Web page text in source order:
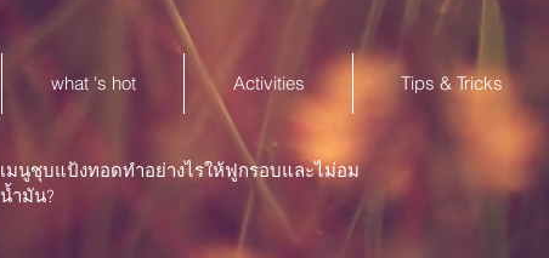
what 's hot Activities Tips & Tricks
เมนูชุบแป้งทอดทำอย่างไรให้ฟูกรอบและไม่อม
น้ำมัน?